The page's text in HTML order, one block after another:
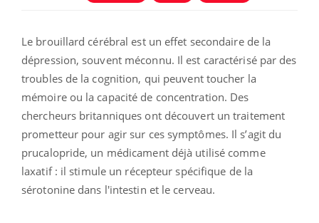
Le brouillard cérébral est un effet secondaire de la
dépression, souvent méconnu. Il est caractérisé par des
troubles de la cognition, qui peuvent toucher la
mémoire ou la capacité de concentration. Des
chercheurs britanniques ont découvert un traitement
prometteur pour agir sur ces symptômes. Il s’agit du
prucalopride, un médicament déjà utilisé comme
laxatif : il stimule un récepteur spécifique de la
sérotonine dans l'intestin et le cerveau.